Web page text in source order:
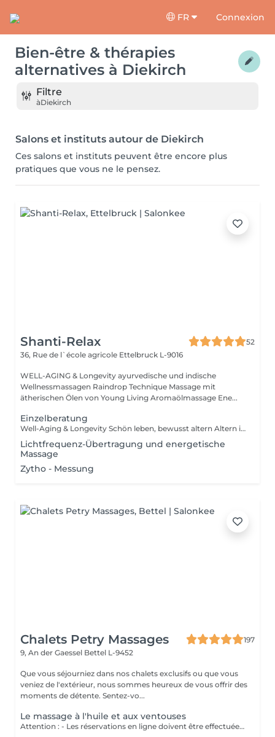
FR Connexion
Bien-être & thérapies
alternatives à Diekirch
Filtre
àDiekirch
Salons et instituts autour de Diekirch
Ces salons et instituts peuvent être encore plus
pratiques que vous ne le pensez.
Shanti-Relax
52
36, Rue de l`école agricole Ettelbruck L-9016
WELL-AGING & Longevity ayurvedische und indische
Wellnessmassagen Raindrop Technique Massage mit
ätherischen Ölen von Young Living Aromaölmassage Ene...
Einzelberatung
Well-Aging & Longevity Schön leben, bewusst altern Altern ist kein Rückschritt es ist ein natürlicher Wandel, den wir mit Achtsamkeit und Lebensfreude gestalten können. Well-Aging bedeutet, den eigenen Körper zu verstehen, ihn zu unterstützen und mit ihm in Harmonie zu leben Tag für Tag, Jahr für Jahr. Dein Weg beginnt hier Ob du erste Zeichen der Hautalterung spürst, deinen Schlaf verbessern möchtest oder einfach mehr Energie im Alltag suchst Ich begleite dich mit Herz, Wissen und maßgeschneiderten Lösungen. Denn die besten Jahre sind nicht vorbei sie beginnen genau jetzt.
Lichtfrequenz-Übertragung und energetische
Massage
Zytho - Messung
Chalets Petry Massages
197
9, An der Gaessel Bettel L-9452
Que vous séjourniez dans nos chalets exclusifs ou que vous
veniez de l'extérieur, nous sommes heureux de vous offrir des
moments de détente. Sentez-vo...
Le massage à l'huile et aux ventouses
Attention : - Les réservations en ligne doivent être effectuées au moins 24 heures à l'avance. - Si vous souhaitez réserver un massage à court terme (moins de 24 heures à l'avance), veuillez appeler le +49 173 390 20 62. - Si vous devez annuler le massage, nous vous demandons de le faire au moins 24 heures à l'avance, sinon nous devrons facturer 70 % du prix des massages. - Les employés et les horaires peuvent être adaptés si nécessaire, après consultation avec vous. Traite d'abord les tissus cutanés et musculaires. Ensuite, les ventouses dénouent les blocages énergétiques. Ce massage dynamise le sang, améliore la microcirculation et favorise l'élimination des toxines. Perfectionne la souplesse et la qualité de peau, tonifiant l'épiderme.